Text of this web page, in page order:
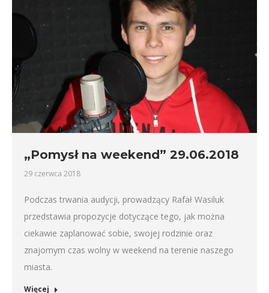
„Pomysł na weekend” 29.06.2018
29 czerwca 2018
Podczas trwania audycji, prowadzący Rafał Wasiluk
przedstawia propozycje dotyczące tego, jak można
ciekawie zaplanować sobie, swojej rodzinie oraz
znajomym czas wolny w weekend na terenie naszego
miasta.
Więcej